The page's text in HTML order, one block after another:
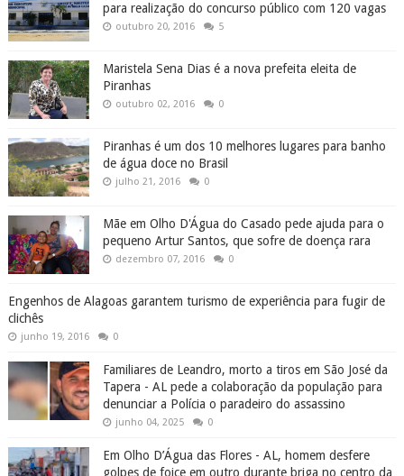
para realização do concurso público com 120 vagas
outubro 20, 2016 5
Maristela Sena Dias é a nova prefeita eleita de
Piranhas
outubro 02, 2016 0
Piranhas é um dos 10 melhores lugares para banho
de água doce no Brasil
julho 21, 2016 0
Mãe em Olho D'Água do Casado pede ajuda para o
pequeno Artur Santos, que sofre de doença rara
dezembro 07, 2016 0
Engenhos de Alagoas garantem turismo de experiência para fugir de
clichês
junho 19, 2016 0
Familiares de Leandro, morto a tiros em São José da
Tapera - AL pede a colaboração da população para
denunciar a Polícia o paradeiro do assassino
junho 04, 2025 0
Em Olho D’Água das Flores - AL, homem desfere
golpes de foice em outro durante briga no centro da